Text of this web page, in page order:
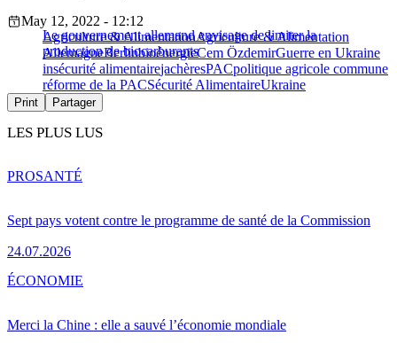
Le gouvernement allemand envisage de limiter la
production de biocarburants
May 12, 2022 - 12:12
Agriculture & AlimentationAgriculture & Alimentation
AllemagneBerlinbioénergieCem ÖzdemirGuerre en Ukraine
insécurité alimentairejachèresPACpolitique agricole commune
réforme de la PACSécurité AlimentaireUkraine
Print Partager
LES PLUS LUS
Sept pays votent contre le programme de santé de la Commission
24.07.2026
PROSANTÉ
Merci la Chine : elle a sauvé l’économie mondiale
ÉCONOMIE